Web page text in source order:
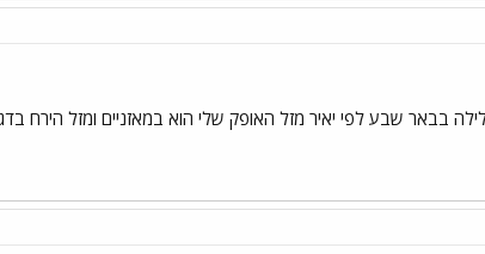
השאלה רק בשבילי.....יליד ה14.11.83 בשעה 3:00 בלילה בבאר שבע לפי יאיר מזל האופק שלי הוא